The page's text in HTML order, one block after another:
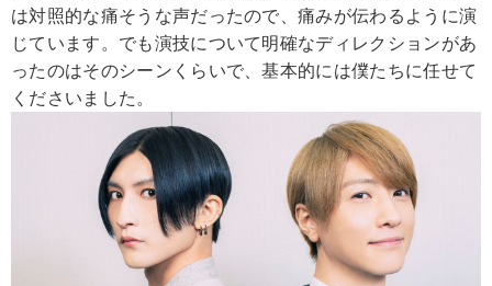
は対照的な痛そうな声だったので、痛みが伝わるように演
じています。でも演技について明確なディレクションがあ
ったのはそのシーンくらいで、基本的には僕たちに任せて
くださいました。